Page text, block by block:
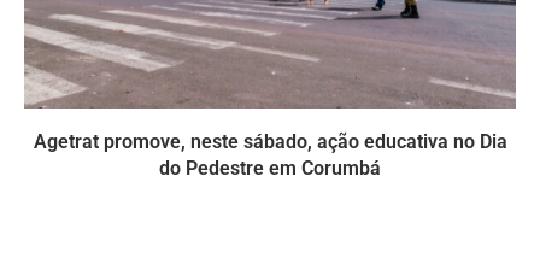
Agetrat promove, neste sábado, ação educativa no Dia
do Pedestre em Corumbá